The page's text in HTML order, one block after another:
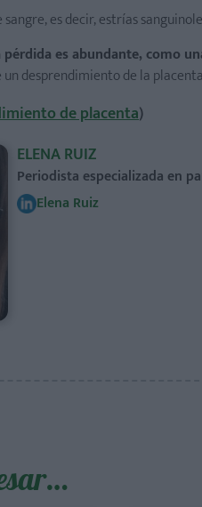
sangre, es decir, estrías
pérdida es abundante, como
desprendimiento de la
de placenta)
ELENA RUIZ
Periodista especializada en
Elena Ruiz